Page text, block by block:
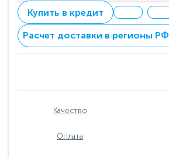
Купить в кредит
Расчет доставки в регионы РФ
Качество
Оплата